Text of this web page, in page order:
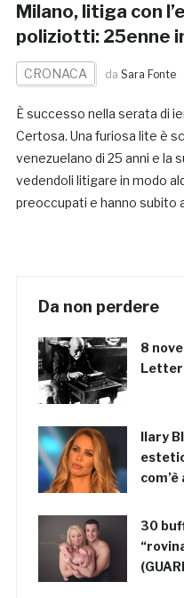
Milano, litiga con
poliziotti: 25enne
CRONACA da Sara Fonte
È successo nella serata di
Certosa. Una furiosa lite è
venezuelano di 25 anni e la
vedendoli litigare in modo
preoccupati e hanno subito
Da non perdere
8
Ilary
30